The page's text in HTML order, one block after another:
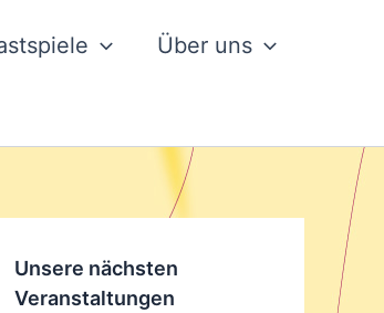
Über uns
Unsere nächsten
Veranstaltungen